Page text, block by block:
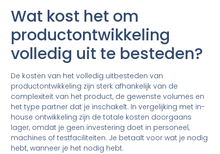
Wat kost het om
productontwikkeling
volledig uit te besteden?
De kosten van het volledig uitbesteden van
productontwikkeling zijn sterk afhankelijk van de
complexiteit van het product, de gewenste volumes en
het type partner dat je inschakelt. In vergelijking met in-
house ontwikkeling zijn de totale kosten doorgaans
lager, omdat je geen investering doet in personeel,
machines of testfaciliteiten. Je betaalt voor wat je nodig
hebt, wanneer je het nodig hebt.